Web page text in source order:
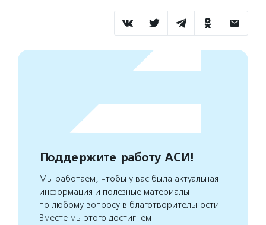
Поддержите работу АСИ!
Мы работаем, чтобы у вас была актуальная
информация и полезные материалы
по любому вопросу в благотворительности.
Вместе мы этого достигнем